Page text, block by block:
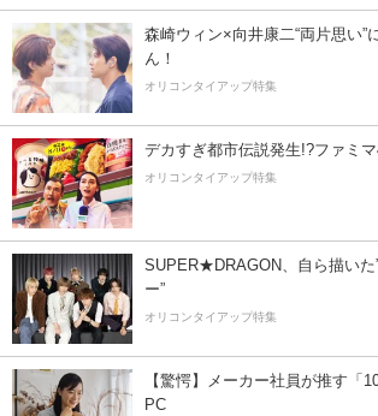
森崎ウィン×向井康二“両片思い”
ん！
オリコンタイアップ特集
デカすぎ都市伝説発生!?ファミ
オリコンタイアップ特集
SUPER★DRAGON、自ら描いた
ー”
オリコンタイアップ特集
【驚愕】メーカー社員が推す「
PC